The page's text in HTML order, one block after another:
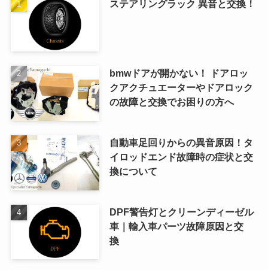
ステアリングラック 異音と交換！
bmwドアが開かない！ ドアロッ
クアクチュエーターやドアロック
の故障と交換でお困りの方へ
自動車足回りからの異音原因！タ
イロッドエンド故障時の症状と交
換について
DPF警告灯とクリーンディーゼル
車｜輸入車パーツ故障原因と交
換